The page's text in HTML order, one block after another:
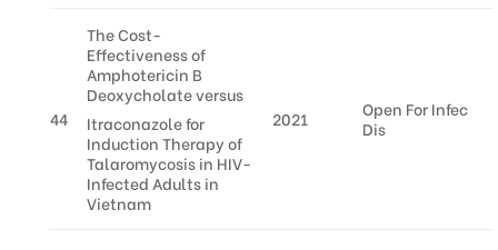
44
The Cost-
Effectiveness of
Amphotericin B
Deoxycholate versus
Itraconazole for
Induction Therapy of
Talaromycosis in HIV-
Infected Adults in
Vietnam
2021
Open For Infec
Dis